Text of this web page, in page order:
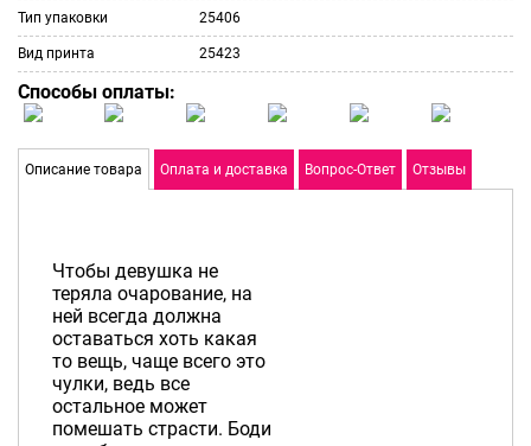
Тип упаковки 25406
Вид принта 25423
Способы оплаты:
Описание товара Оплата и доставка Вопрос-Ответ Отзывы
Чтобы девушка не
теряла очарование, на
ней всегда должна
оставаться хоть какая
то вещь, чаще всего это
чулки, ведь все
остальное может
помешать страсти. Боди